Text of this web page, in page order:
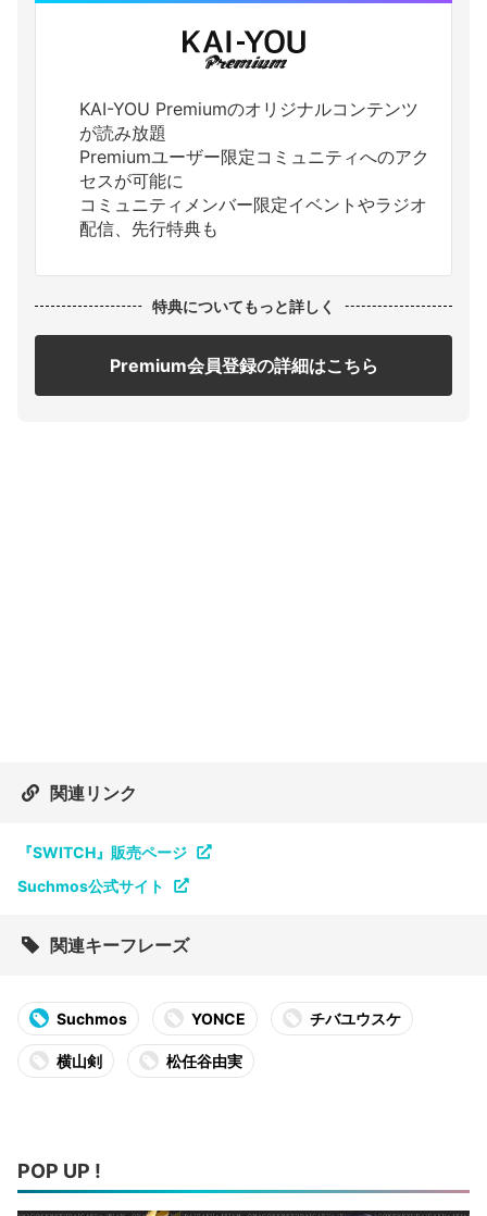
KAI-YOU Premiumのオリジナルコンテンツ
が読み放題
Premiumユーザー限定コミュニティへのアク
セスが可能に
コミュニティメンバー限定イベントやラジオ
配信、先行特典も
特典についてもっと詳しく
Premium会員登録の詳細はこちら
関連リンク
『SWITCH』販売ページ
Suchmos公式サイト
関連キーフレーズ
Suchmos YONCE チバユウスケ
横山剣 松任谷由実
POP UP !